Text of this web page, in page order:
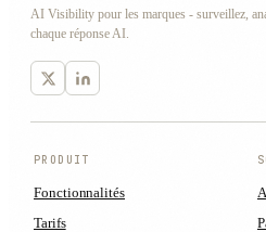
AI Visibility pour les marques - surveillez,
chaque réponse AI.
PRODUIT
Fonctionnalités
Tarifs